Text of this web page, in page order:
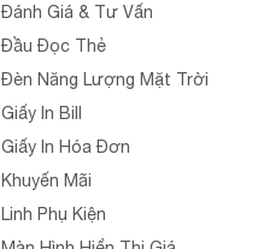
Đánh Giá & Tư Vấn
Đầu Đọc Thẻ
Đèn Năng Lượng Mặt Trời
Giấy In Bill
Giấy In Hóa Đơn
Khuyến Mãi
Linh Phụ Kiện